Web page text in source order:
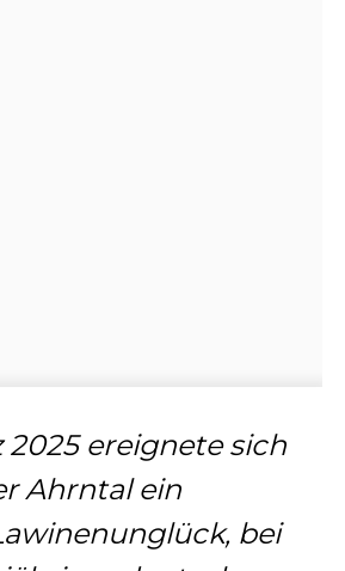
2025 ereignete sich
Ahrntal ein
bei